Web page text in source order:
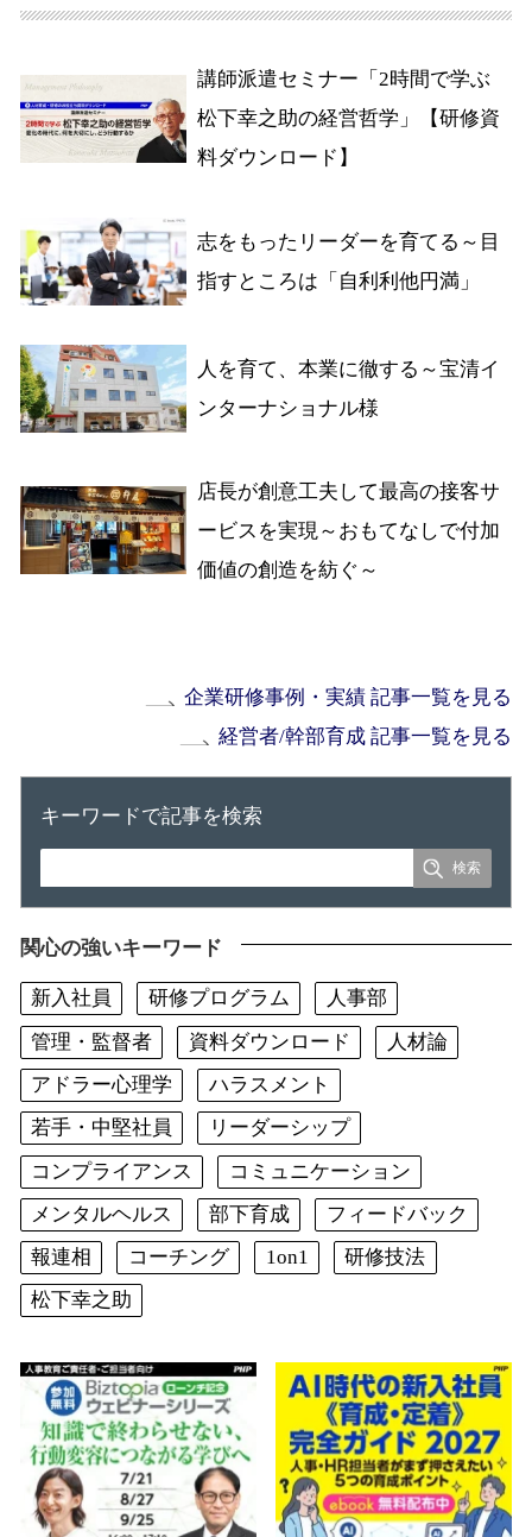
講師派遣セミナー「2時間で学ぶ
松下幸之助の経営哲学」【研修資
料ダウンロード】
志をもったリーダーを育てる～目
指すところは「自利利他円満」
人を育て、本業に徹する～宝清イ
ンターナショナル様
店長が創意工夫して最高の接客サ
ービスを実現～おもてなしで付加
価値の創造を紡ぐ～
企業研修事例・実績 記事一覧を見る
経営者/幹部育成 記事一覧を見る
キーワードで記事を検索
関心の強いキーワード
新入社員 研修プログラム
人事部
管理・監督者
資料ダウンロード
人材論
アドラー心理学
ハラスメント
若手・中堅社員
リーダーシップ
コンプライアンス
コミュニケーション
メンタルヘルス
部下育成
フィードバック
報連相
コーチング 1on1
研修技法
松下幸之助